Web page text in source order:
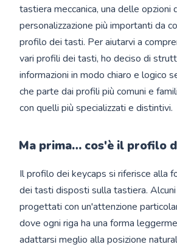
tastiera meccanica, una delle opzioni
personalizzazione più importanti da
profilo dei tasti. Per aiutarvi a
vari profili dei tasti, ho deciso di
informazioni in modo chiaro e logico
che parte dai profili più comuni e
con quelli più specializzati e distintivi.
Ma prima… cos'è il profilo
Il profilo dei keycaps si riferisce alla
dei tasti disposti sulla tastiera.
progettati con un'attenzione
dove ogni riga ha una forma
adattarsi meglio alla posizione